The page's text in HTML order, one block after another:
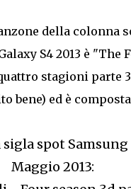
della colonna
S4 2013 è "The
stagioni parte
bene) ed è
spot Samsung
Maggio 2013: